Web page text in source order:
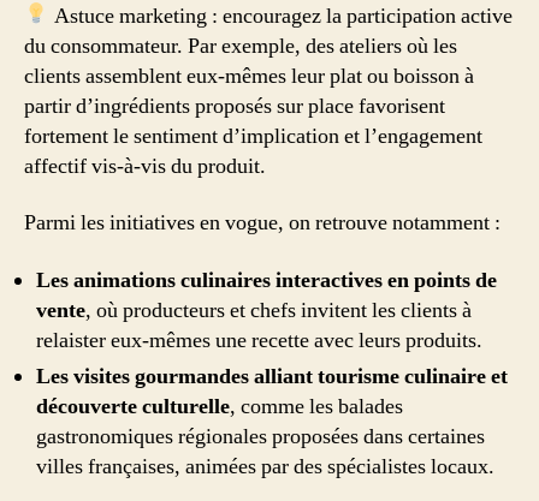
Astuce marketing : encouragez la participation active
du consommateur. Par exemple, des ateliers où les
clients assemblent eux-mêmes leur plat ou boisson à
partir d’ingrédients proposés sur place favorisent
fortement le sentiment d’implication et l’engagement
affectif vis-à-vis du produit.
Parmi les initiatives en vogue, on retrouve notamment :
Les animations culinaires interactives en points de
vente, où producteurs et chefs invitent les clients à
relaister eux-mêmes une recette avec leurs produits.
Les visites gourmandes alliant tourisme culinaire et
découverte culturelle, comme les balades
gastronomiques régionales proposées dans certaines
villes françaises, animées par des spécialistes locaux.